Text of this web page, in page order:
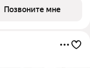
Позвоните мне